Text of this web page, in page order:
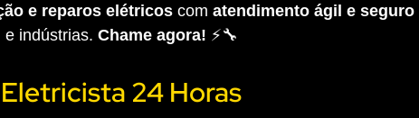
e reparos elétricos com atendimento ágil e seguro
e indústrias. Chame agora! ⚡🔧
Eletricista 24 Horas